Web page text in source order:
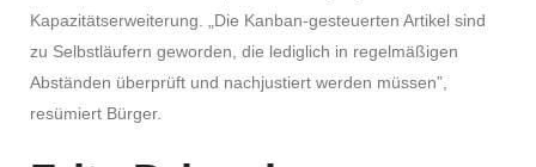
Kapazitätserweiterung. „Die Kanban-gesteuerten Artikel sind
zu Selbstläufern geworden, die lediglich in regelmäßigen
Abständen überprüft und nachjustiert werden müssen”,
resümiert Bürger.